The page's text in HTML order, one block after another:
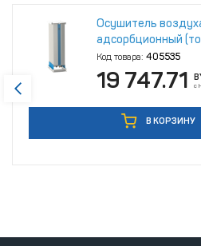
Осушитель
адсорбционный
Код товара: 405535
19 747.71 с
В КОРЗИНУ